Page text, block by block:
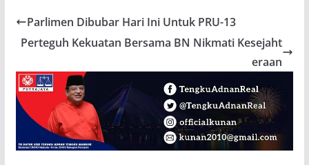
Parlimen Dibubar Hari Ini Untuk PRU-13
Perteguh Kekuatan Bersama BN Nikmati Kesejaht
eraan